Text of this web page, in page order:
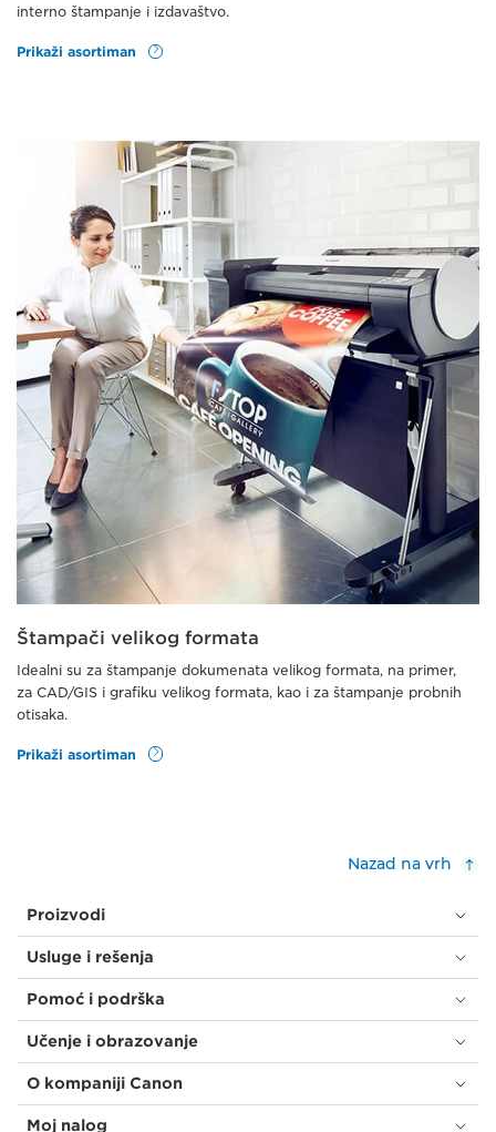
interno štampanje i izdavaštvo.
Prikaži asortiman
Štampači velikog formata
Idealni su za štampanje dokumenata velikog formata, na primer,
za CAD/GIS i grafiku velikog formata, kao i za štampanje probnih
otisaka.
Prikaži asortiman
Nazad na vrh
Proizvodi
Usluge i rešenja
Pomoć i podrška
Učenje i obrazovanje
O kompaniji Canon
Moj nalog